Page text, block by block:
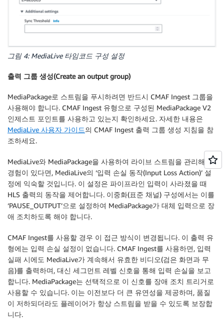
그림 4: MediaLive 타임코드 구성 설정
출력 그룹 생성(Create an output group)
MediaPackage로 스트림을 푸시하려면 반드시 CMAF Ingest 그룹을
사용해야 합니다. CMAF Ingest 유형으로 구성된 MediaPackage V2
인제스트 포인트를 사용하고 있는지 확인하세요. 자세한 내용은
MediaLive 사용자 가이드의 CMAF Ingest 출력 그룹 생성 지침을 참
조하세요.
MediaLive와 MediaPackage을 사용하여 라이브 스트림을 관리해 본
경험이 있다면, MediaLive의 ‘입력 손실 동작(Input Loss Action)’ 설
정에 익숙할 것입니다. 이 설정은 파이프라인 입력이 사라졌을 때
HLS 출력의 동작을 제어합니다. 이중화(표준 채널) 구성에서는 이를
‘PAUSE_OUTPUT’으로 설정하여 MediaPackage가 대체 입력으로 장
애 조치하도록 해야 합니다.
CMAF Ingest를 사용할 경우 이 접근 방식이 변경됩니다. 이 출력 유
형에는 입력 손실 설정이 없습니다. CMAF Ingest를 사용하면, 입력
실패 시에도 MediaLive가 계속해서 유효한 비디오(검은 화면과 무
음)를 출력하며, 대신 세그먼트 레벨 신호을 통해 입력 손실을 보고
합니다. MediaPackage는 선택적으로 이 신호를 장애 조치 트리거로
사용할 수 있습니다. 이는 이전보다 더 큰 유연성을 제공하며, 품질
이 저하되더라도 플레이어가 항상 스트림을 받을 수 있도록 보장합
니다.